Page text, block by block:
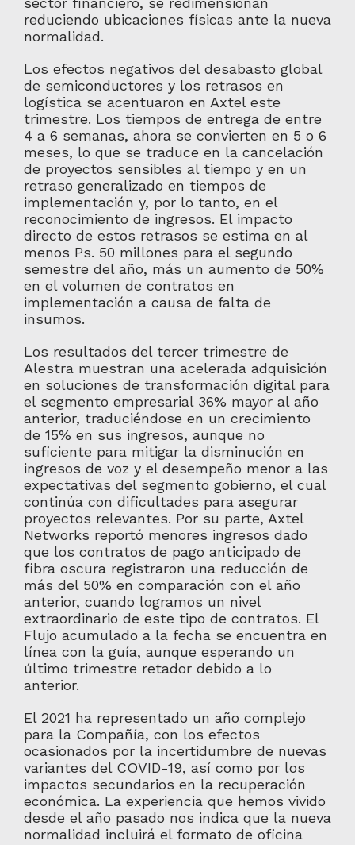
reduciendo ubicaciones físicas ante la nueva
normalidad.
Los efectos negativos del desabasto global
de semiconductores y los retrasos en
logística se acentuaron en Axtel este
trimestre. Los tiempos de entrega de entre
4 a 6 semanas, ahora se convierten en 5 o 6
meses, lo que se traduce en la cancelación
de proyectos sensibles al tiempo y en un
retraso generalizado en tiempos de
implementación y, por lo tanto, en el
reconocimiento de ingresos. El impacto
directo de estos retrasos se estima en al
menos Ps. 50 millones para el segundo
semestre del año, más un aumento de 50%
en el volumen de contratos en
implementación a causa de falta de
insumos.
Los resultados del tercer trimestre de
Alestra muestran una acelerada adquisición
en soluciones de transformación digital para
el segmento empresarial 36% mayor al año
anterior, traduciéndose en un crecimiento
de 15% en sus ingresos, aunque no
suficiente para mitigar la disminución en
ingresos de voz y el desempeño menor a las
expectativas del segmento gobierno, el cual
continúa con dificultades para asegurar
proyectos relevantes. Por su parte, Axtel
Networks reportó menores ingresos dado
que los contratos de pago anticipado de
fibra oscura registraron una reducción de
más del 50% en comparación con el año
anterior, cuando logramos un nivel
extraordinario de este tipo de contratos. El
Flujo acumulado a la fecha se encuentra en
línea con la guía, aunque esperando un
último trimestre retador debido a lo
anterior.
El 2021 ha representado un año complejo
para la Compañía, con los efectos
ocasionados por la incertidumbre de nuevas
variantes del COVID-19, así como por los
impactos secundarios en la recuperación
económica. La experiencia que hemos vivido
desde el año pasado nos indica que la nueva
normalidad incluirá el formato de oficina